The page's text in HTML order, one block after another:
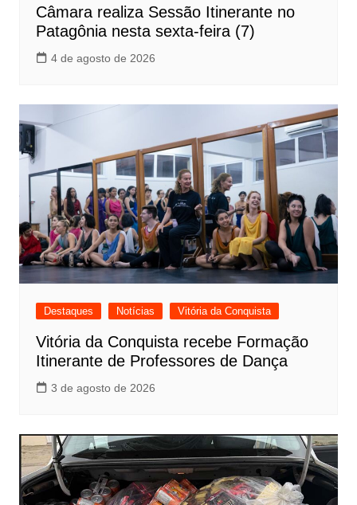
Câmara realiza Sessão Itinerante no
Patagônia nesta sexta-feira (7)
4 de agosto de 2026
Destaques Notícias Vitória da Conquista
Vitória da Conquista recebe Formação
Itinerante de Professores de Dança
3 de agosto de 2026